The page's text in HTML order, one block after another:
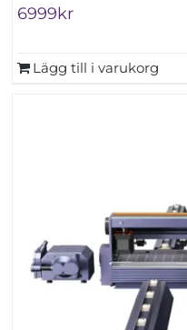
6999kr
Lägg till i varukorg